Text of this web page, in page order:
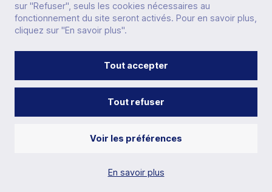
sur "Refuser", seuls les cookies nécessaires au
fonctionnement du site seront activés. Pour en savoir plus,
cliquez sur "En savoir plus".
Tout accepter
Tout refuser
Voir les préférences
En savoir plus
OTHERS
ACCEOGLOSSARY
TERMS OF SERVICE
Copyright © 2023 Fédération Française de Badminton.